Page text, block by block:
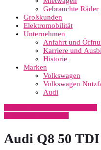
Gebrauchte Räder
Großkunden
Elektromobilität
Unternehmen
Anfahrt und
Karriere und
Historie
Marken
Volkswagen
Volkswagen
Audi
Audi Q8 50